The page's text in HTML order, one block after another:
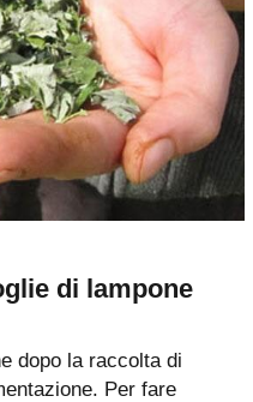
di lampone
dopo la raccolta di
Per fare